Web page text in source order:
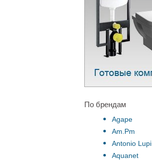
По брендам
Agape
Am.Pm
Antonio Lupi
Aquanet